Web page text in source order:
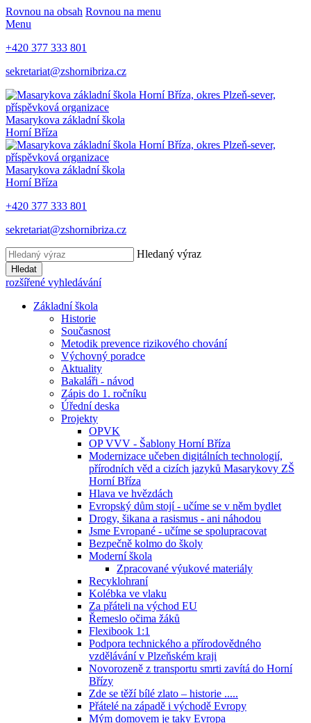
Rovnou na obsah Rovnou na menu
Menu
+420 377 333 801
sekretariat@zshornibriza.cz
Masarykova základní škola
Horní Bříza
Masarykova základní škola
Horní Bříza
+420 377 333 801
sekretariat@zshornibriza.cz
Hledaný výraz
Hledat
rozšířené vyhledávání
Základní škola
Historie
Současnost
Metodik prevence rizikového chování
Výchovný poradce
Aktuality
Bakaláři - návod
Zápis do 1. ročníku
Úřední deska
Projekty
OPVK
OP VVV - Šablony Horní Bříza
Modernizace učeben digitálních technologií,
přírodních věd a cizích jazyků Masarykovy ZŠ
Horní Bříza
Hlava ve hvězdách
Evropský dům stojí - učíme se v něm bydlet
Drogy, šikana a rasismus - ani náhodou
Jsme Evropané - učíme se spolupracovat
Bezpečně kolmo do školy
Moderní škola
Zpracované výukové materiály
Recyklohraní
Kolébka ve vlaku
Za přáteli na východ EU
Řemeslo očima žáků
Flexibook 1:1
Podpora technického a přírodovědného
vzdělávání v Plzeňském kraji
Novorozeně z transportu smrti zavítá do Horní
Břízy
Zde se těží bílé zlato – historie .....
Přátelé na západě i východě Evropy
Mým domovem je taky Evropa